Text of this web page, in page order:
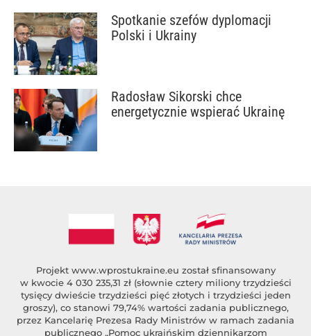
Spotkanie szefów dyplomacji
Polski i Ukrainy
Radosław Sikorski chce
energetycznie wspierać Ukrainę
Projekt www.wprostukraine.eu został sfinansowany
w kwocie 4 030 235,31 zł (słownie cztery miliony trzydzieści
tysięcy dwieście trzydzieści pięć złotych i trzydzieści jeden
groszy), co stanowi 79,74% wartości zadania publicznego,
przez Kancelarię Prezesa Rady Ministrów w ramach zadania
publicznego „Pomoc ukraińskim dziennikarzom